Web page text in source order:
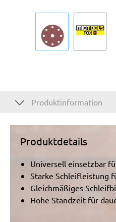
Produktinformation
Produktdetails
Universell einsetzbar
Starke Schleifleistung
Gleichmäßiges
Hohe Standzeit für